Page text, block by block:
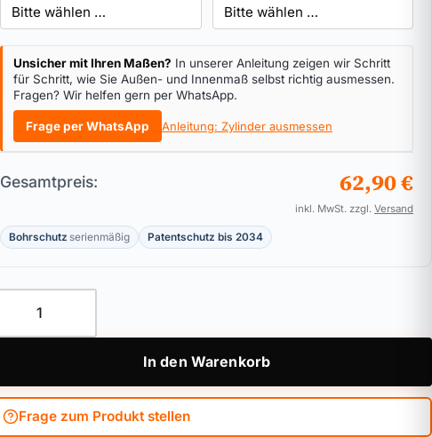
Unsicher mit Ihren Maßen? In unserer Anleitung zeigen wir Schritt
für Schritt, wie Sie Außen- und Innenmaß selbst richtig ausmessen.
Fragen? Wir helfen gern per WhatsApp.
Frage per WhatsApp Anleitung: Zylinder ausmessen
Gesamtpreis: 62,90 €
inkl. MwSt. zzgl. Versand
Bohrschutz serienmäßig Patentschutz bis 2034
In den Warenkorb
Frage zum Produkt stellen